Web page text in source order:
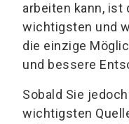
arbeiten kann, ist
wichtigsten und
die einzige
und bessere
Sobald Sie
wichtigsten